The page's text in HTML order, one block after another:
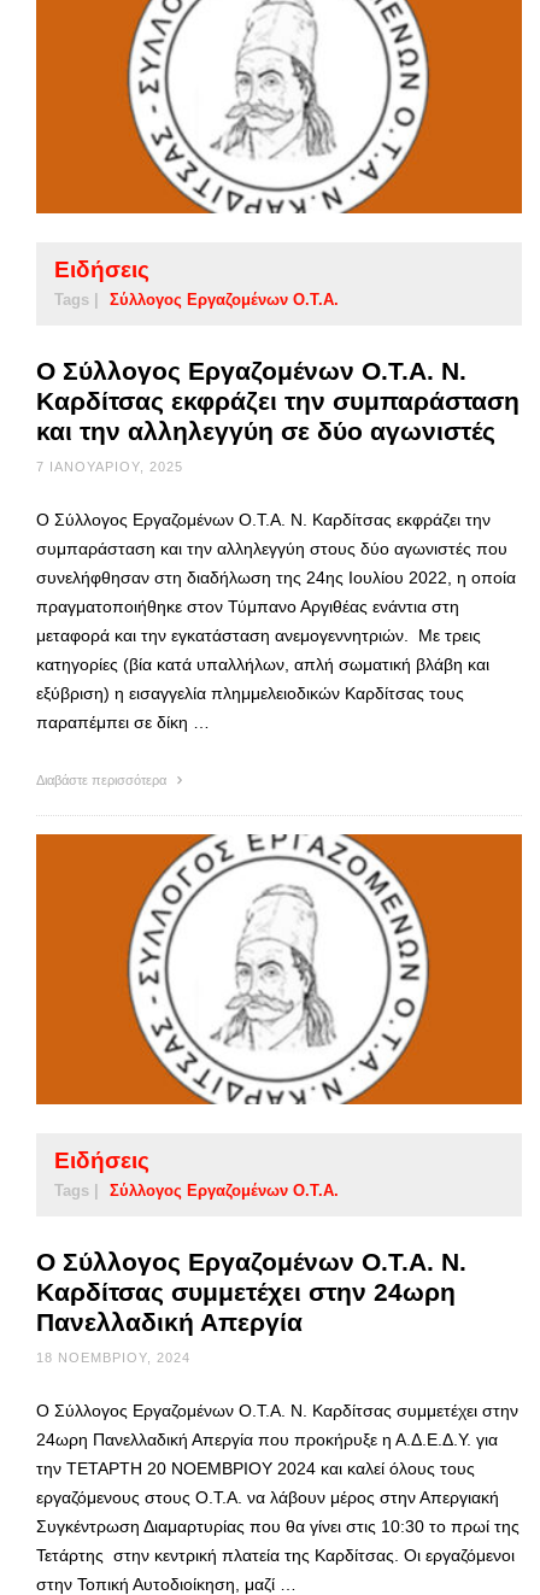
Ειδήσεις
Tags | Σύλλογος Εργαζομένων Ο.Τ.Α.
Ο Σύλλογος Εργαζομένων Ο.Τ.Α. Ν.
Καρδίτσας εκφράζει την συμπαράσταση
και την αλληλεγγύη σε δύο αγωνιστές
7 ΙΑΝΟΥΑΡΊΟΥ, 2025
Ο Σύλλογος Εργαζομένων Ο.Τ.Α. Ν. Καρδίτσας εκφράζει την
συμπαράσταση και την αλληλεγγύη στους δύο αγωνιστές που
συνελήφθησαν στη διαδήλωση της 24ης Ιουλίου 2022, η οποία
πραγματοποιήθηκε στον Τύμπανο Αργιθέας ενάντια στη
μεταφορά και την εγκατάσταση ανεμογεννητριών. Με τρεις
κατηγορίες (βία κατά υπαλλήλων, απλή σωματική βλάβη και
εξύβριση) η εισαγγελία πλημμελειοδικών Καρδίτσας τους
παραπέμπει σε δίκη …
Διαβάστε περισσότερα
Ειδήσεις
Tags | Σύλλογος Εργαζομένων Ο.Τ.Α.
Ο Σύλλογος Εργαζομένων Ο.Τ.Α. Ν.
Καρδίτσας συμμετέχει στην 24ωρη
Πανελλαδική Απεργία
18 ΝΟΕΜΒΡΊΟΥ, 2024
Ο Σύλλογος Εργαζομένων Ο.Τ.Α. Ν. Καρδίτσας συμμετέχει στην
24ωρη Πανελλαδική Απεργία που προκήρυξε η Α.Δ.Ε.Δ.Υ. για
την ΤΕΤΑΡΤΗ 20 ΝΟΕΜΒΡΙΟΥ 2024 και καλεί όλους τους
εργαζόμενους στους Ο.Τ.Α. να λάβουν μέρος στην Απεργιακή
Συγκέντρωση Διαμαρτυρίας που θα γίνει στις 10:30 το πρωί της
Τετάρτης στην κεντρική πλατεία της Καρδίτσας. Οι εργαζόμενοι
στην Τοπική Αυτοδιοίκηση, μαζί …